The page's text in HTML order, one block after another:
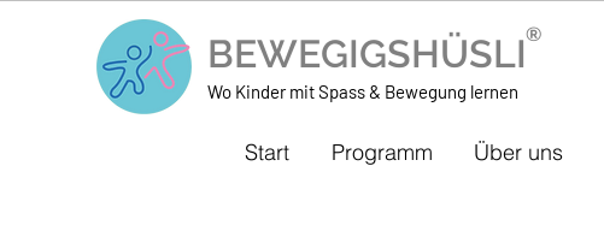
®
BEWEGIGSHÜSLI
Wo Kinder mit Spass & Bewegung lernen
Start Programm Über uns